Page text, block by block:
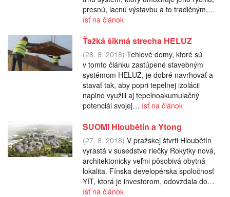
presnú, lacnú výstavbu a to tradičným,…
ísť na článok
Ťažká šikmá strecha HELUZ
(28. 8. 2018) Tehlové domy, ktoré sú
v tomto článku zastúpené stavebným
systémom HELUZ, je dobré navrhovať a
stavať tak, aby popri tepelnej izolácii
naplno využili aj tepelnoakumulačný
potenciál svojej… ísť na článok
SUOMI Hloubětín a Ytong
(27. 8. 2018) V pražskej štvrti Hloubětín
vyrastá v susedstve riečky Rokytky nová,
architektonicky veľmi pôsobivá obytná
lokalita. Fínska developérska spoločnosť
YIT, ktorá je investorom, odovzdala do…
ísť na článok